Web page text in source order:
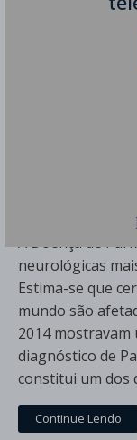
Doença de
A Doença de
neurológicas
Estima-se que
mundo são
2014 mostravam
diagnóstico de
constitui um dos
Continue Lendo